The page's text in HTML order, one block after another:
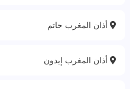
أذان المغرب حاتم
أذان المغرب إيدون